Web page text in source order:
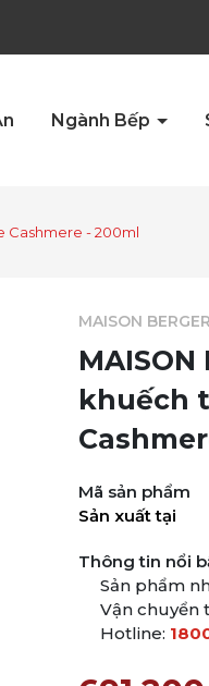
Ngành Bếp
Cashmere - 200ml
MAISON BERGER
MAISON
khuếch
Mã sản phẩm
Sản xuất tại
Thông tin nổi
Sản phẩm
Vận chuyển
Hotline: